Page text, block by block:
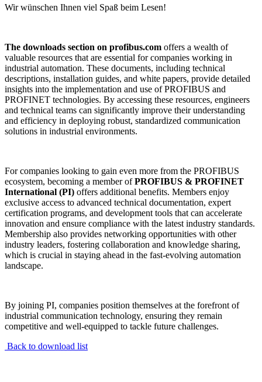
Wir wünschen Ihnen viel Spaß beim Lesen!
The downloads section on profibus.com offers a wealth of
valuable resources that are essential for companies working in
industrial automation. These documents, including technical
descriptions, installation guides, and white papers, provide detailed
insights into the implementation and use of PROFIBUS and
PROFINET technologies. By accessing these resources, engineers
and technical teams can significantly improve their understanding
and efficiency in deploying robust, standardized communication
solutions in industrial environments.
For companies looking to gain even more from the PROFIBUS
ecosystem, becoming a member ofPROFIBUS & PROFINET
International (PI) offers additional benefits. Members enjoy
exclusive access to advanced technical documentation, expert
certification programs, and development tools that can accelerate
innovation and ensure compliance with the latest industry standards.
Membership also provides networking opportunities with other
industry leaders, fostering collaboration and knowledge sharing,
which is crucial in staying ahead in the fast-evolving automation
landscape.
By joining PI, companies position themselves at the forefront of
industrial communication technology, ensuring they remain
competitive and well-equipped to tackle future challenges.
Back to download list